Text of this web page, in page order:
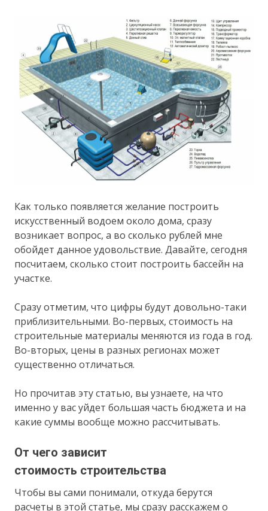
Как только появляется желание построить
искусственный водоем около дома, сразу
возникает вопрос, а во сколько рублей мне
обойдет данное удовольствие. Давайте, сегодня
посчитаем, сколько стоит построить бассейн на
участке.
Сразу отметим, что цифры будут довольно-таки
приблизительными. Во-первых, стоимость на
строительные материалы меняются из года в год.
Во-вторых, цены в разных регионах может
существенно отличаться.
Но прочитав эту статью, вы узнаете, на что
именно у вас уйдет большая часть бюджета и на
какие суммы вообще можно рассчитывать.
От чего зависит
стоимость строительства
Чтобы вы сами понимали, откуда берутся
расчеты в этой статье, мы сразу расскажем о